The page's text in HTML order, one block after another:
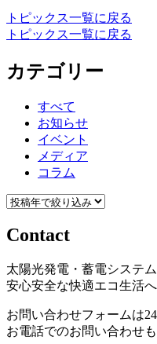
トピックス一覧に戻る
トピックス一覧に戻る
カテゴリー
すべて
お知らせ
イベント
メディア
コラム
Contact
太陽光発電・蓄電システム
安心安全な快適エコ生活へ
お問い合わせフォームは
お電話でのお問い合わせ